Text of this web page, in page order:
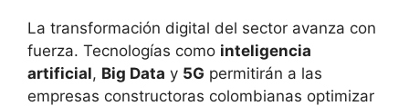
La transformación digital del sector avanza con
fuerza. Tecnologías como inteligencia
artificial, Big Data y 5G permitirán a las
empresas constructoras colombianas optimizar